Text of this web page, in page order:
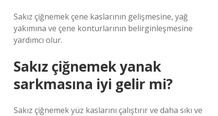
Sakız çiğnemek çene kaslarının gelişmesine, yağ
yakımına ve çene konturlarının belirginleşmesine
yardımcı olur.
Sakız çiğnemek yanak
sarkmasına iyi gelir mi?
Sakız çiğnemek yüz kaslarını çalıştırır ve daha sıkı ve